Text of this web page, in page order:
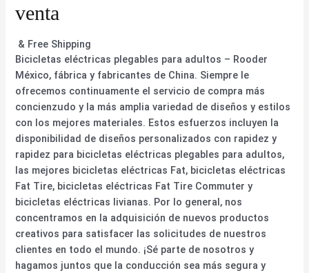
venta
& Free Shipping
Bicicletas eléctricas plegables para adultos – Rooder
México, fábrica y fabricantes de China. Siempre le
ofrecemos continuamente el servicio de compra más
concienzudo y la más amplia variedad de diseños y estilos
con los mejores materiales. Estos esfuerzos incluyen la
disponibilidad de diseños personalizados con rapidez y
rapidez para bicicletas eléctricas plegables para adultos,
las mejores bicicletas eléctricas Fat, bicicletas eléctricas
Fat Tire, bicicletas eléctricas Fat Tire Commuter y
bicicletas eléctricas livianas. Por lo general, nos
concentramos en la adquisición de nuevos productos
creativos para satisfacer las solicitudes de nuestros
clientes en todo el mundo. ¡Sé parte de nosotros y
hagamos juntos que la conducción sea más segura y